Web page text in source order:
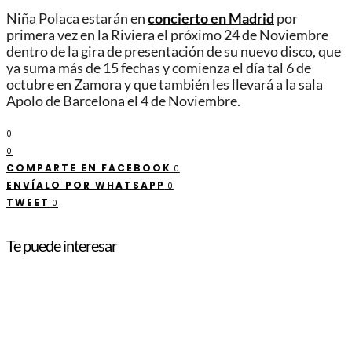
Niña Polaca estarán enconcierto en Madrid por
primera vez en la Riviera el próximo 24 de Noviembre
dentro de la gira de presentación de su nuevo disco, que
ya suma más de 15 fechas y comienza el día tal 6 de
octubre en Zamora y que también les llevará a la sala
Apolo de Barcelona el 4 de Noviembre.
0
0
COMPARTE EN FACEBOOK 0
ENVÍALO POR WHATSAPP 0
TWEET 0
Te puede interesar